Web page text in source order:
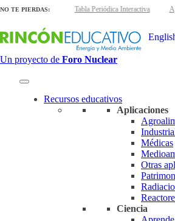
NO TE PIERDAS:
interactivas Tabla Periódica Interactiva
Un proyecto de Foro Nuclear
Recursos educativos
Aplicaciones
Médicas
Otras
Ciencia